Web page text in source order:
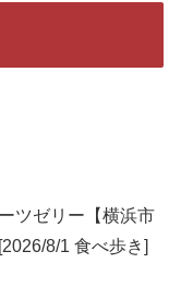
ツゼリー【横浜市
8/1 食べ歩き]